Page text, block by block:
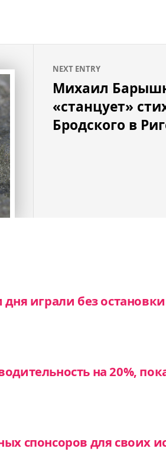
NEXT ENTRY
Михаил
«станцует»
Бродского в
играли без
на 20%,
спонсоров для своих